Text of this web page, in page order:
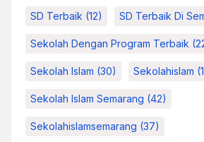
SD Terbaik (12) SD Terbaik Di
Sekolah Dengan Program Terbaik
Sekolah Islam (30) Sekolahislam
Sekolah Islam Semarang (42)
Sekolahislamsemarang (37)